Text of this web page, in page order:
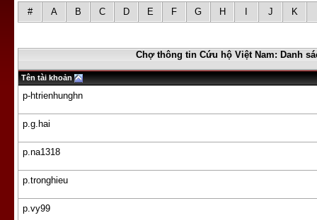
# A B C D E F G H J K
Chợ thông tin Cứu hộ Việt Nam: Danh
Tên tài khoản
p-htrienhunghn
p.g.hai
p.na1318
p.tronghieu
p.vy99